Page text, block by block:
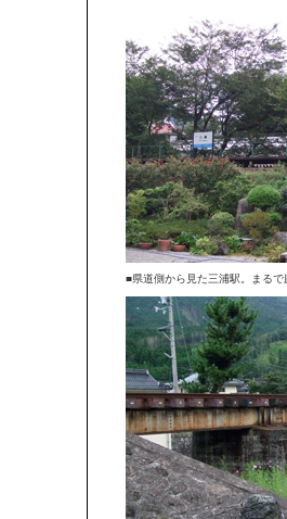
■県道側から見た三浦駅。まるで